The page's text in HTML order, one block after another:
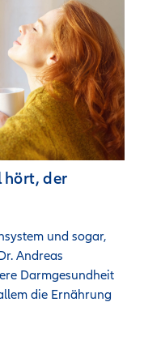
hört, der
und sogar,
Andreas
Darmgesundheit
die Ernährung